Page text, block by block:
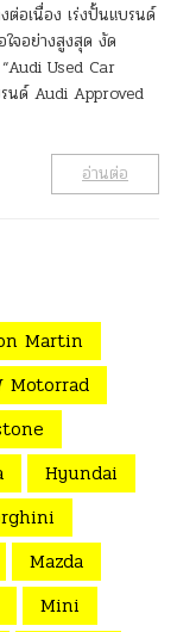
ต่อเนื่อง เร่งปั้นแบรนด์
จอย่างสูงสุด งัด
Used Car
นด์ Audi Approved
อ่านต่อ
Martin
Motorrad
Hyundai
Mazda
Mini